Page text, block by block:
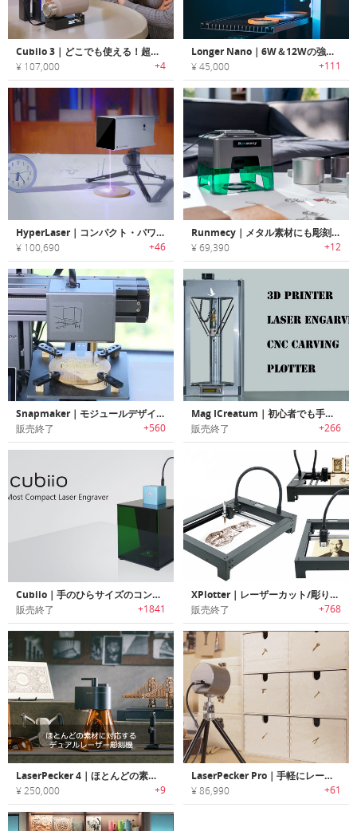
Cubiio 3｜どこでも使える！超軽量200gのポータブルレーザー彫刻機
¥ 107,000 +4
Longer Nano｜6W＆12Wの強力なポータブルレーザー彫刻機
¥ 45,000 +111
HyperLaser｜コンパクト・パワフルで使いやすいレーザー彫刻機「ハイパーレーザー」
¥ 100,690 +46
Runmecy｜メタル素材にも彫刻できるハイスピードレーザーエングレーバー「ランメーシー」
¥ 69,390 +12
Snapmaker｜モジュールデザインオールメタルデスクトップ3Dプリンター「スナップメーカー」
販売終了 +560
Mag ICreatum｜初心者でも手軽に利用/拡張可能なオールインワン3Dマシーン「マグアイクレアタム」
販売終了 +266
Cubiio｜手のひらサイズのコンパクトレーザー彫刻機「キュービオ」
販売終了 +1841
XPlotter｜レーザーカット/彫り付け可能なデスクトップ作図装置「Xプロッター」
販売終了 +768
LaserPecker 4｜ほとんどの素材に対応するデュアルレーザー彫刻機「レーザーペッカー4」
¥ 250,000 +9
LaserPecker Pro｜手軽にレーザー彫刻が楽しめるハンドヘルドスマートレーザー彫刻機「レーザーペッカープロ」
¥ 86,990 +61